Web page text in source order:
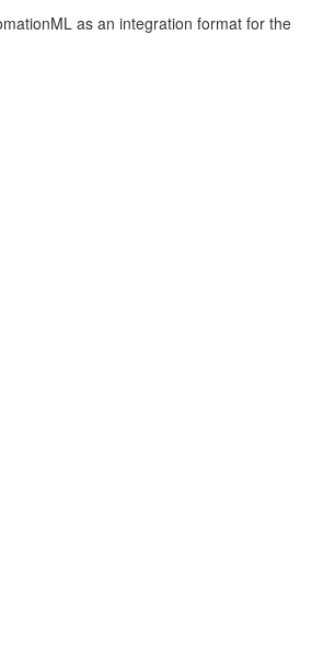
as an integration format for the